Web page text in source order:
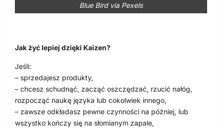
Blue Bird via Pexels
Jak żyć lepiej dzięki Kaizen?
Jeśli:
– sprzedajesz produkty,
– chcesz schudnąć, zacząć oszczędzać, rzucić nałóg,
rozpocząć naukę języka lub cokolwiek innego,
– zawsze odkładasz pewne czynności na później, lub
wszystko kończy się na słomianym zapale,